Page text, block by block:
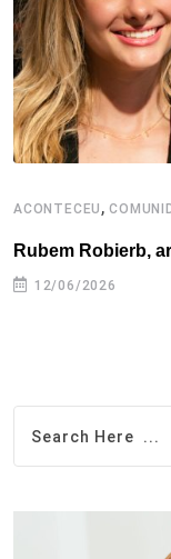
ACONTECEU ,
Rubem Robierb,
12/06/2026